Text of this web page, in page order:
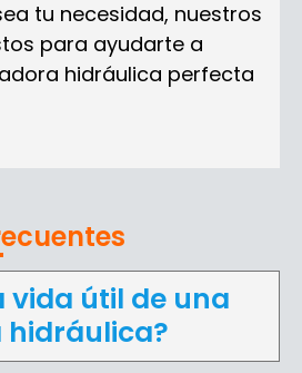
tu necesidad, nuestros
para ayudarte a
hidráulica perfecta
vida útil de una